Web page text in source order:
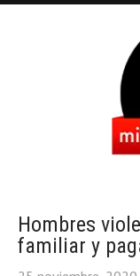
Hombres
familiar y